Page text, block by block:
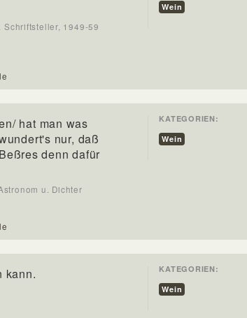
Schriftsteller, 1949-59
Wein
hat man was
nur, daß
denn dafür
u. Dichter
KATEGORIEN:
Wein
kann.
KATEGORIEN:
Wein